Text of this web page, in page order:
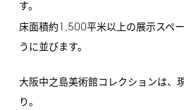
す。
床面積約1,500平米以上の展示スペ
うに並びます。
大阪中之島美術館コレクションは、
り。